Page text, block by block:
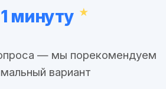
минуту
— мы порекомендуем
вариант